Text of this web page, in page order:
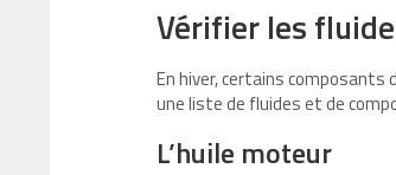
Vérifier les
En hiver, certains
une liste de fluides et de
L’huile moteur